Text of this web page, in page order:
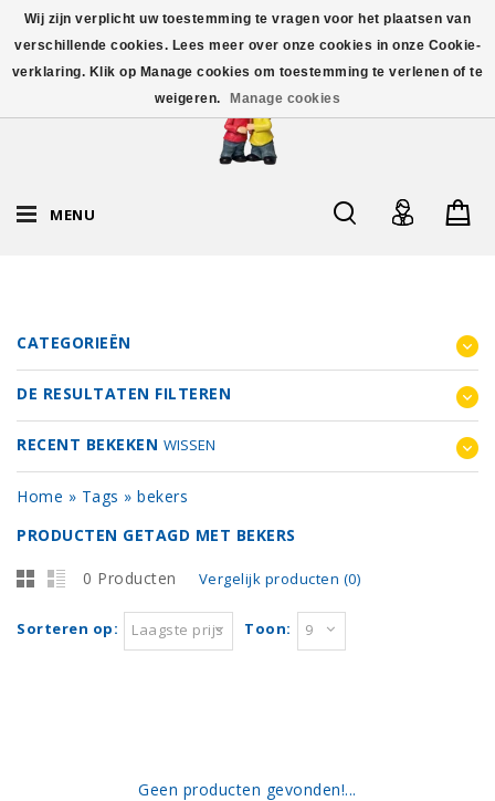
MENU
CATEGORIEËN
DE RESULTATEN FILTEREN
RECENT BEKEKEN WISSEN
Home » Tags » bekers
PRODUCTEN GETAGD MET BEKERS
0 Producten Vergelijk producten (0)
Sorteren op: Laagste prijs Toon: 9
Geen producten gevonden!...
Wij zijn verplicht uw toestemming te vragen voor het plaatsen van
verschillende cookies. Lees meer over onze cookies in onze Cookie-
verklaring. Klik op Manage cookies om toestemming te verlenen of te
weigeren.
Manage cookies